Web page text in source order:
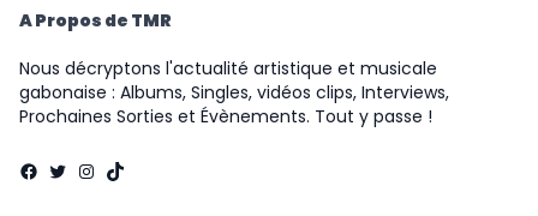
A Propos de TMR
Nous décryptons l'actualité artistique et musicale
gabonaise : Albums, Singles, vidéos clips, Interviews,
Prochaines Sorties et Évènements. Tout y passe !
Facebook
Twitter
Instagram
TikTok